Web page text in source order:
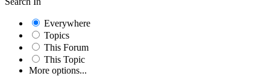
Everywhere
Topics
This Forum
This Topic
More options...